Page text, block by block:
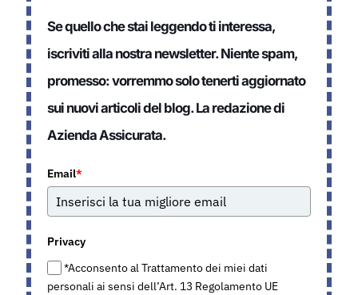
Se quello che stai leggendo ti interessa,
iscriviti alla nostra newsletter. Niente spam,
promesso: vorremmo solo tenerti aggiornato
sui nuovi articoli del blog. La redazione di
Azienda Assicurata.
Email*
Privacy
*Acconsento al Trattamento dei miei dati
personali ai sensi dell’Art. 13 Regolamento UE